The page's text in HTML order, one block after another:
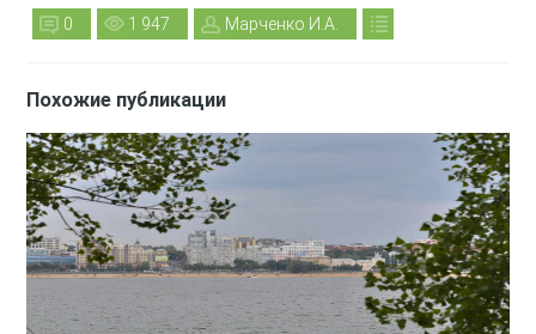
0
1 947 Марченко И.А.
Похожие публикации